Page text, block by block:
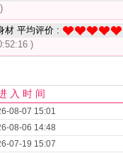
材 平均评价 :
)
入 时 间
08-07 15:01
08-06 14:48
07-19 15:07